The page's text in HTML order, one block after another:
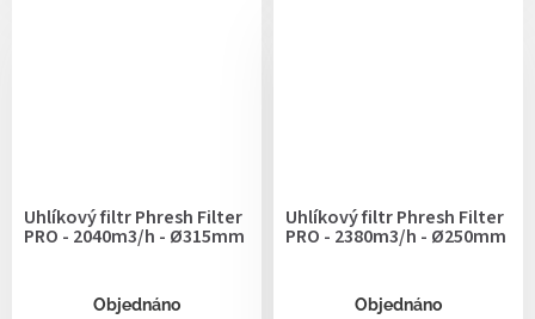
Uhlíkový filtr Phresh Filter
PRO - 2040m3/h - Ø315mm
Objednáno
Uhlíkový filtr Phresh Filter
PRO - 2380m3/h - Ø250mm
Objednáno